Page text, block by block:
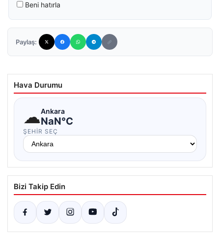
Beni hatırla
Paylaş:
Hava Durumu
☁Ankara
NaN°C
ŞEHIR SEÇ
Bizi Takip Edin